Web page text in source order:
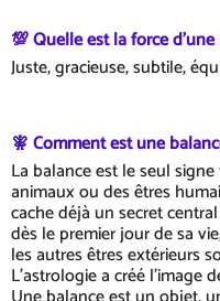
💯 Quelle est la force d'une
Juste, gracieuse, subtile,
🧚 Comment est une
La balance est le seul
animaux ou des êtres
cache déjà un secret
dès le premier jour de sa
les autres êtres extérieurs
L'astrologie a créé l'image